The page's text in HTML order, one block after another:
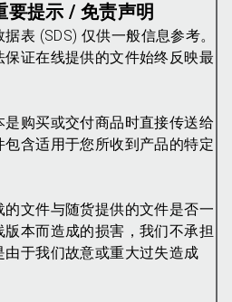
要提示 / 免责声明
表 (SDS) 仅供一般信息参考。
证在线提供的文件始终反映最
购买或交付商品时直接传送给
含适用于您所收到产品的特定
文件与随货提供的文件是否一
本而造成的损害，我们不承担
于我们故意或重大过失造成